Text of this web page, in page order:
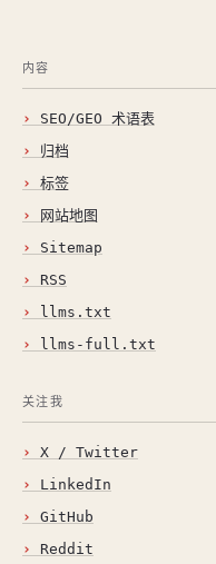
内容
SEO/GEO 术语表
归档
标签
网站地图
Sitemap
RSS
llms.txt
llms-full.txt
关注我
X / Twitter
LinkedIn
GitHub
Reddit